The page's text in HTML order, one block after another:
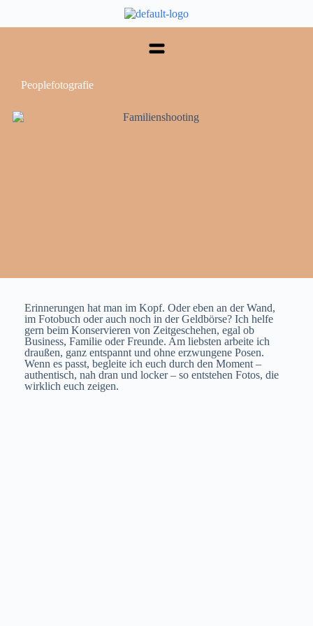
Peoplefotografie
Erinnerungen hat man im Kopf. Oder eben an der Wand,
im Fotobuch oder auch noch in der Geldbörse? Ich helfe
gern beim Konservieren von Zeitgeschehen, egal ob
Business, Familie oder Freunde. Am liebsten arbeite ich
draußen, ganz entspannt und ohne erzwungene Posen.
Wenn es passt, begleite ich euch durch den Moment –
authentisch, nah dran und locker – so entstehen Fotos, die
wirklich euch zeigen.